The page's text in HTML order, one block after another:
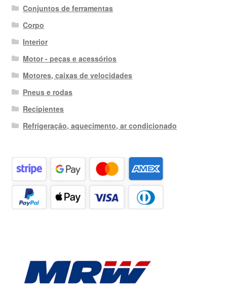
Conjuntos de ferramentas
Corpo
Interior
Motor - peças e acessórios
Motores, caixas de velocidades
Pneus e rodas
Recipientes
Refrigeração, aquecimento, ar condicionado